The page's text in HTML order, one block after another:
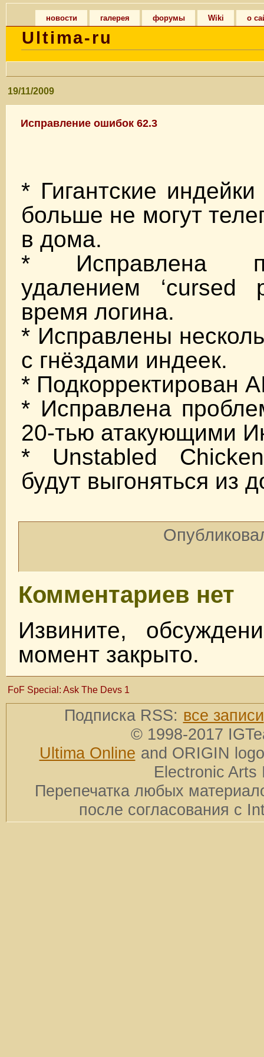
новости галерея форумы Wiki о
Ultima-ru
19/11/2009
Исправление ошибок 62.3
* Гигантские
больше не могут
в дома.
* Исправлена
удалением ‘cursed
время логина.
* Исправлены
с гнёздами индеек.
* Подкорректирован
* Исправлена
20-тью атакующими
* Unstabled
будут выгоняться из
Комментариев нет
Извините,
момент закрыто.
FoF Special: Ask The Devs 1
Подписка RSS: все записи
© 1998-2017
Ultima Online and ORIGIN
Electronic Arts
Перепечатка любых
после согласования с